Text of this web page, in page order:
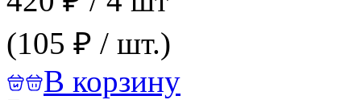
(105 ₽ / шт.)
В корзину